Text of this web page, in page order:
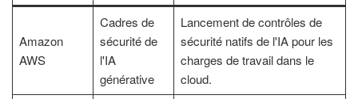
Amazon
AWS
Cadres de
sécurité de
l'IA
générative
Lancement de contrôles de
sécurité natifs de l'IA pour les
charges de travail dans le
cloud.